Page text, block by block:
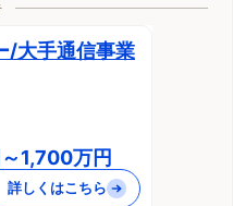
/大手通信事業
1,700万円
詳しくはこちら